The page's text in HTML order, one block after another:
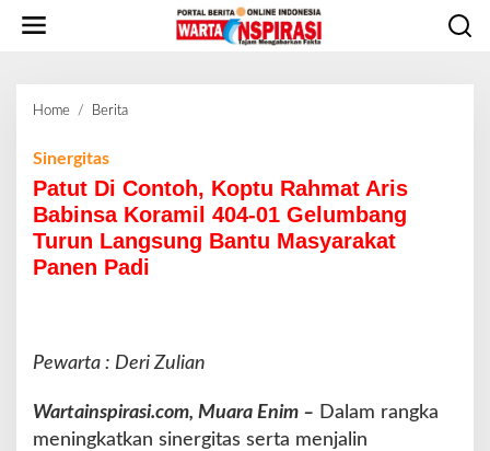
Home / Berita
t
D
i
C
h
K
o
Sinergitas
Patut Di Contoh, Koptu Rahmat Aris
Babinsa Koramil 404-01 Gelumbang
Turun Langsung Bantu Masyarakat
Panen Padi
Pewarta : Deri Zulian
Wartainspirasi.com, Muara Enim – Dalam rangka
meningkatkan sinergitas serta menjalin